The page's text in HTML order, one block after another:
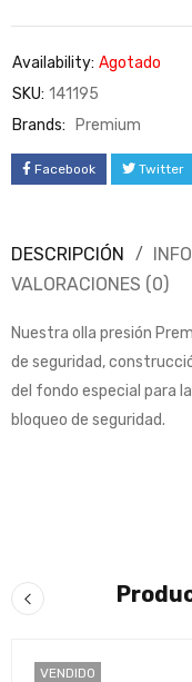
Availability: Agotado
SKU: 141195
Brands:
Premium
Facebook Twitter
DESCRIPCIÓN
VALORACIONES (0)
Nuestra olla presión
de seguridad,
del fondo especial para
bloqueo de seguridad.
VENDIDO